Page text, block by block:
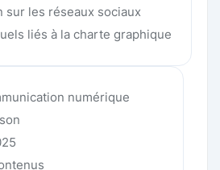
sur les réseaux sociaux
liés à la charte graphique
numérique